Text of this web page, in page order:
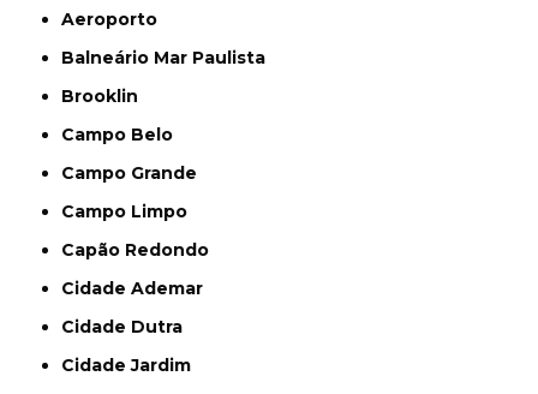
Aeroporto
Balneário Mar Paulista
Brooklin
Campo Belo
Campo Grande
Campo Limpo
Capão Redondo
Cidade Ademar
Cidade Dutra
Cidade Jardim